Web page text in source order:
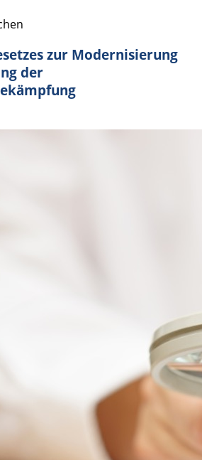
zur Modernisierung
der